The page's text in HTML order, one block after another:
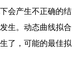
会产生不正确的结
生。动态曲线拟合
了，可能的最佳拟